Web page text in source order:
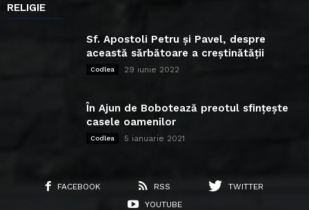
RELIGIE
Sf. Apostoli Petru și Pavel, despre
această sărbătoare a creștinătății
Codlea 29 iunie 2022
În Ajun de Bobotează preotul sfințește
casele oamenilor
Codlea 5 ianuarie 2021
FACEBOOK RSS
TWITTER
YOUTUBE